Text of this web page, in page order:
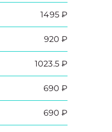
1495 ₽
920 ₽
1023.5 ₽
690 ₽
690 ₽